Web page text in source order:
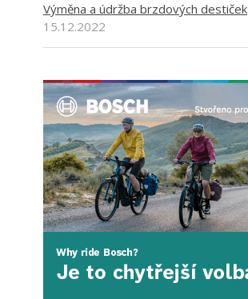
Výměna a údržba brzdových destiček
15.12.2022